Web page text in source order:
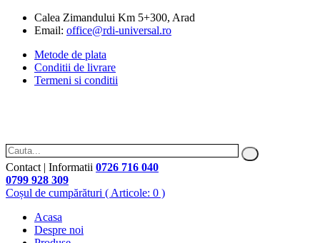
Calea Zimandului Km 5+300, Arad
Email: office@rdi-universal.ro
Metode de plata
Conditii de livrare
Termeni si conditii
Contact | Informatii 0726 716 040
0799 928 309
Coșul de cumpărături ( Articole: 0 )
Acasa
Despre noi